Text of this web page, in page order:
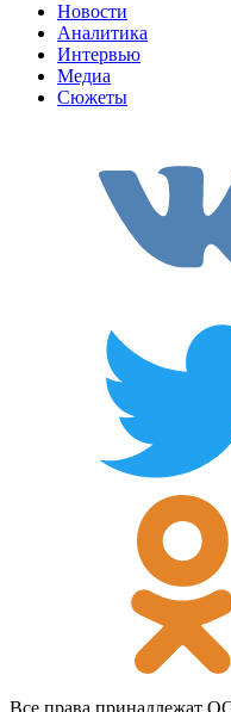
Новости
Аналитика
Интервью
Медиа
Сюжеты